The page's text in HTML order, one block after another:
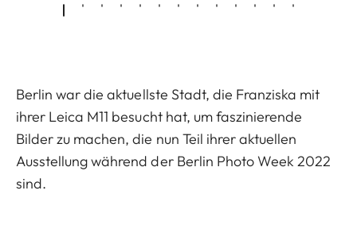
Berlin war die aktuellste Stadt, die Franziska mit
ihrer Leica M11 besucht hat, um faszinierende
Bilder zu machen, die nun Teil ihrer aktuellen
Ausstellung während der Berlin Photo Week 2022
sind.